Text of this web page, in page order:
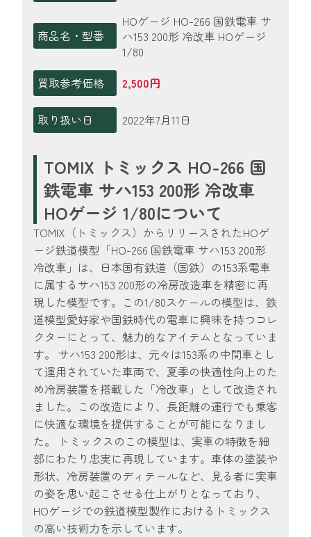
商品名・型番
HOゲージ HO-266 国鉄電車 サ
ハ153 200形 冷改車 HOゲージ
1/80
買取参考価格
2,500円
取り扱い日 2022年7月11日
TOMIX トミックス HO-266 国
鉄電車 サハ153 200形 冷改車
HOゲージ 1/80について
TOMIX（トミックス）からリリースされたHOゲ
ージ鉄道模型「HO-266 国鉄電車 サハ153 200形
冷改車」は、日本国有鉄道（国鉄）の153系電車
に属するサハ153 200形の冷房改造車を精密に再
現した模型です。この1/80スケールの模型は、鉄
道模型愛好家や国鉄時代の電車に興味を持つコレ
クターにとって、魅力的なアイテムとなっていま
す。 サハ153 200形は、元々は153系の中間車とし
て運用されていた車両で、夏季の快適性向上のた
め冷房装置を搭載した「冷改車」として改造され
ました。この改造により、長距離の運行でも乗客
に快適な環境を提供することが可能になりまし
た。 トミックスのこの模型は、実車の特徴を細
部にわたり忠実に再現しています。車体の塗装や
形状、冷房装置のディテールなど、見る者に実車
の姿を思い起こさせる仕上がりとなっており、
HOゲージでの鉄道模型製作におけるトミックス
の高い技術力を示しています。